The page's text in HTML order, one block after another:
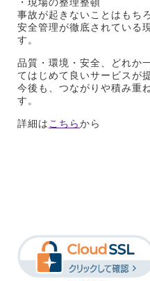
事故が起きないことはもちろ
安全管理が徹底されている
す。
品質・環境・安全、どれか
てはじめて良いサービスが
今後も、つながりや積み重
す。
詳細は こちらから